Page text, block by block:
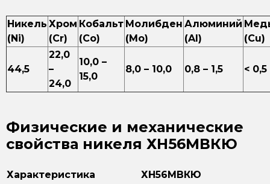
Никель
(Ni)
Хром
(Cr)
Кобальт
(Co)
Молибден
(Mo)
Алюминий
(Al)
(Cu)
44,5
22,0
–
24,0
10,0 –
15,0
8,0 – 10,0 0,8 – 1,5 < 0,5
Физические и механические
свойства никеля ХН56МВКЮ
Характеристика
ХН56МВКЮ